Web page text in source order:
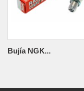
Bujía NGK...